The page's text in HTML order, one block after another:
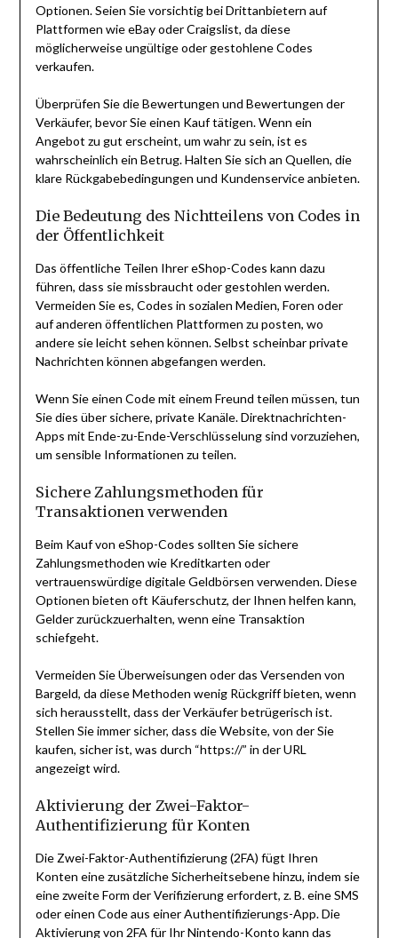
Optionen. Seien Sie vorsichtig bei Drittanbietern auf
Plattformen wie eBay oder Craigslist, da diese
möglicherweise ungültige oder gestohlene Codes
verkaufen.
Überprüfen Sie die Bewertungen und Bewertungen der
Verkäufer, bevor Sie einen Kauf tätigen. Wenn ein
Angebot zu gut erscheint, um wahr zu sein, ist es
wahrscheinlich ein Betrug. Halten Sie sich an Quellen, die
klare Rückgabebedingungen und Kundenservice anbieten.
Die Bedeutung des Nichtteilens von Codes in
der Öffentlichkeit
Das öffentliche Teilen Ihrer eShop-Codes kann dazu
führen, dass sie missbraucht oder gestohlen werden.
Vermeiden Sie es, Codes in sozialen Medien, Foren oder
auf anderen öffentlichen Plattformen zu posten, wo
andere sie leicht sehen können. Selbst scheinbar private
Nachrichten können abgefangen werden.
Wenn Sie einen Code mit einem Freund teilen müssen, tun
Sie dies über sichere, private Kanäle. Direktnachrichten-
Apps mit Ende-zu-Ende-Verschlüsselung sind vorzuziehen,
um sensible Informationen zu teilen.
Sichere Zahlungsmethoden für
Transaktionen verwenden
Beim Kauf von eShop-Codes sollten Sie sichere
Zahlungsmethoden wie Kreditkarten oder
vertrauenswürdige digitale Geldbörsen verwenden. Diese
Optionen bieten oft Käuferschutz, der Ihnen helfen kann,
Gelder zurückzuerhalten, wenn eine Transaktion
schiefgeht.
Vermeiden Sie Überweisungen oder das Versenden von
Bargeld, da diese Methoden wenig Rückgriff bieten, wenn
sich herausstellt, dass der Verkäufer betrügerisch ist.
Stellen Sie immer sicher, dass die Website, von der Sie
kaufen, sicher ist, was durch “https://” in der URL
angezeigt wird.
Aktivierung der Zwei-Faktor-
Authentifizierung für Konten
Die Zwei-Faktor-Authentifizierung (2FA) fügt Ihren
Konten eine zusätzliche Sicherheitsebene hinzu, indem sie
eine zweite Form der Verifizierung erfordert, z. B. eine SMS
oder einen Code aus einer Authentifizierungs-App. Die
Aktivierung von 2FA für Ihr Nintendo-Konto kann das